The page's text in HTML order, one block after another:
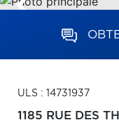
ULS : 14731937
1185 RUE DES